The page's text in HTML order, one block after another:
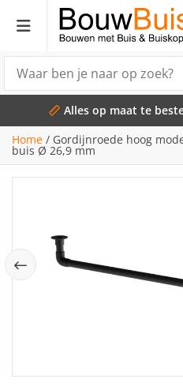
Alles op maat te
Home / Gordijnroede hoog
buis Ø 26,9 mm